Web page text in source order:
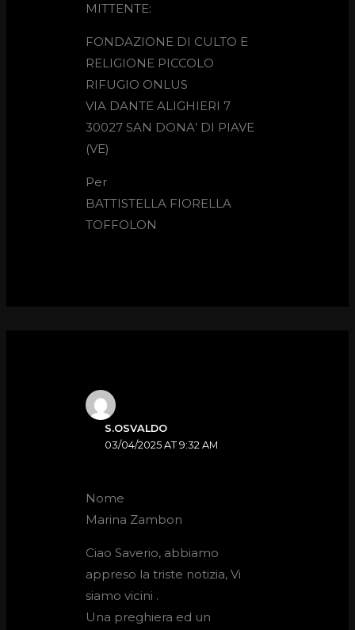
MITTENTE:
FONDAZIONE DI CULTO E
RELIGIONE PICCOLO
RIFUGIO ONLUS
VIA DANTE ALIGHIERI 7
30027 SAN DONA’ DI PIAVE
(VE)
Per
BATTISTELLA FIORELLA
TOFFOLON
S.OSVALDO
03/04/2025 AT 9:32 AM
Nome
Marina Zambon
Ciao Saverio, abbiamo
appreso la triste notizia, Vi
siamo vicini .
Una preghiera ed un